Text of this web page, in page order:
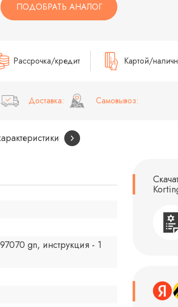
ПОДОБРАТЬ АНАЛОГ
Рассрочка/кредит Картой/
Доставка: Самовывоз:
gn, инструкция - 1